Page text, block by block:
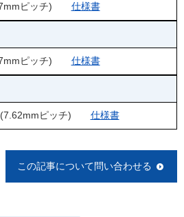
ピッチ) 仕様書
ピッチ) 仕様書
(7.62mmピッチ) 仕様書
この記事について問い合わせる